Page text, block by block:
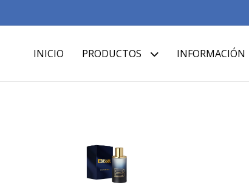
INICIO PRODUCTOS INFORMACIÓN